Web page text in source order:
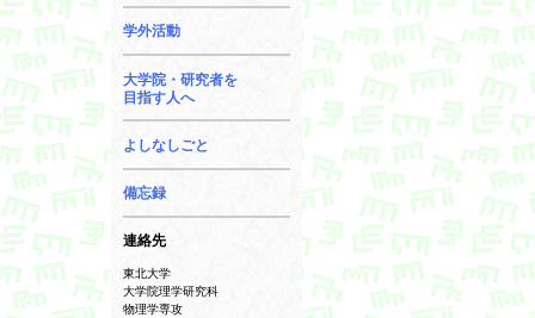
学外活動
大学院・研究者を
目指す人へ
よしなしごと
備忘録
連絡先
東北大学
大学院理学研究科
物理学専攻